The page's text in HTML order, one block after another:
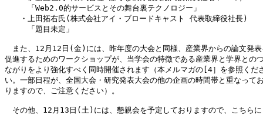
「Web2.0的サービスとその舞台裏テクノロジー」
・上田拓右氏(株式会社アイ・ブロードキャスト 代表取締役社長)
「題目未定」
また、12月12日(金)には、昨年度の大会と同様、産業界からの論文発表
促進するためのワークショップが、当学会の特徴である産業界と学界とのつ
ながりをより強化すべく同時開催されます（本メルマガの[4］を参照くだ
い。一部日程が、全国大会・研究発表大会の他の企画の時間帯と重なってお
りますので、ご注意ください）。
その他、12月13日(土)には、懇親会を予定しておりますので、こちらに